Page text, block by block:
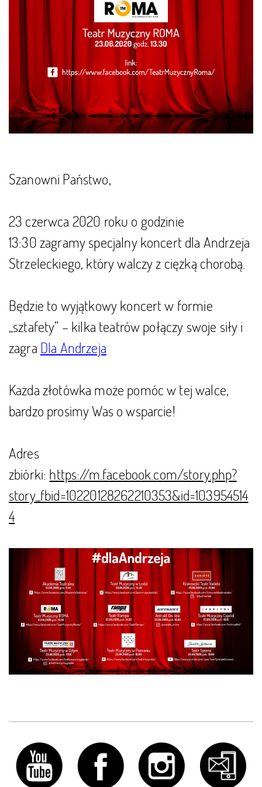
Szanowni Państwo,
23 czerwca 2020 roku o godzinie
13:30 zagramy specjalny koncert dla Andrzeja
Strzeleckiego, który walczy z ciężką chorobą.
Będzie to wyjątkowy koncert w formie
„sztafety” – kilka teatrów połączy swoje siły i
zagra Dla Andrzeja
Każda złotówka może pomóc w tej walce,
bardzo prosimy Was o wsparcie!
Adres
zbiórki: https://m.facebook.com/story.php?
story_fbid=10220128262210353&id=103954514
4